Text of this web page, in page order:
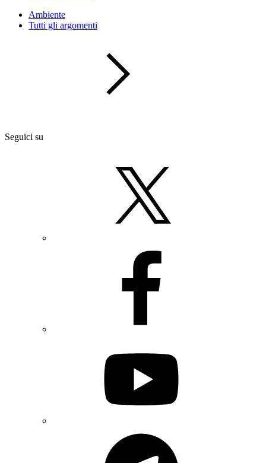
Ambiente
Tutti gli argomenti
Seguici su